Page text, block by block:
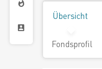
Übersicht
Fondsprofil